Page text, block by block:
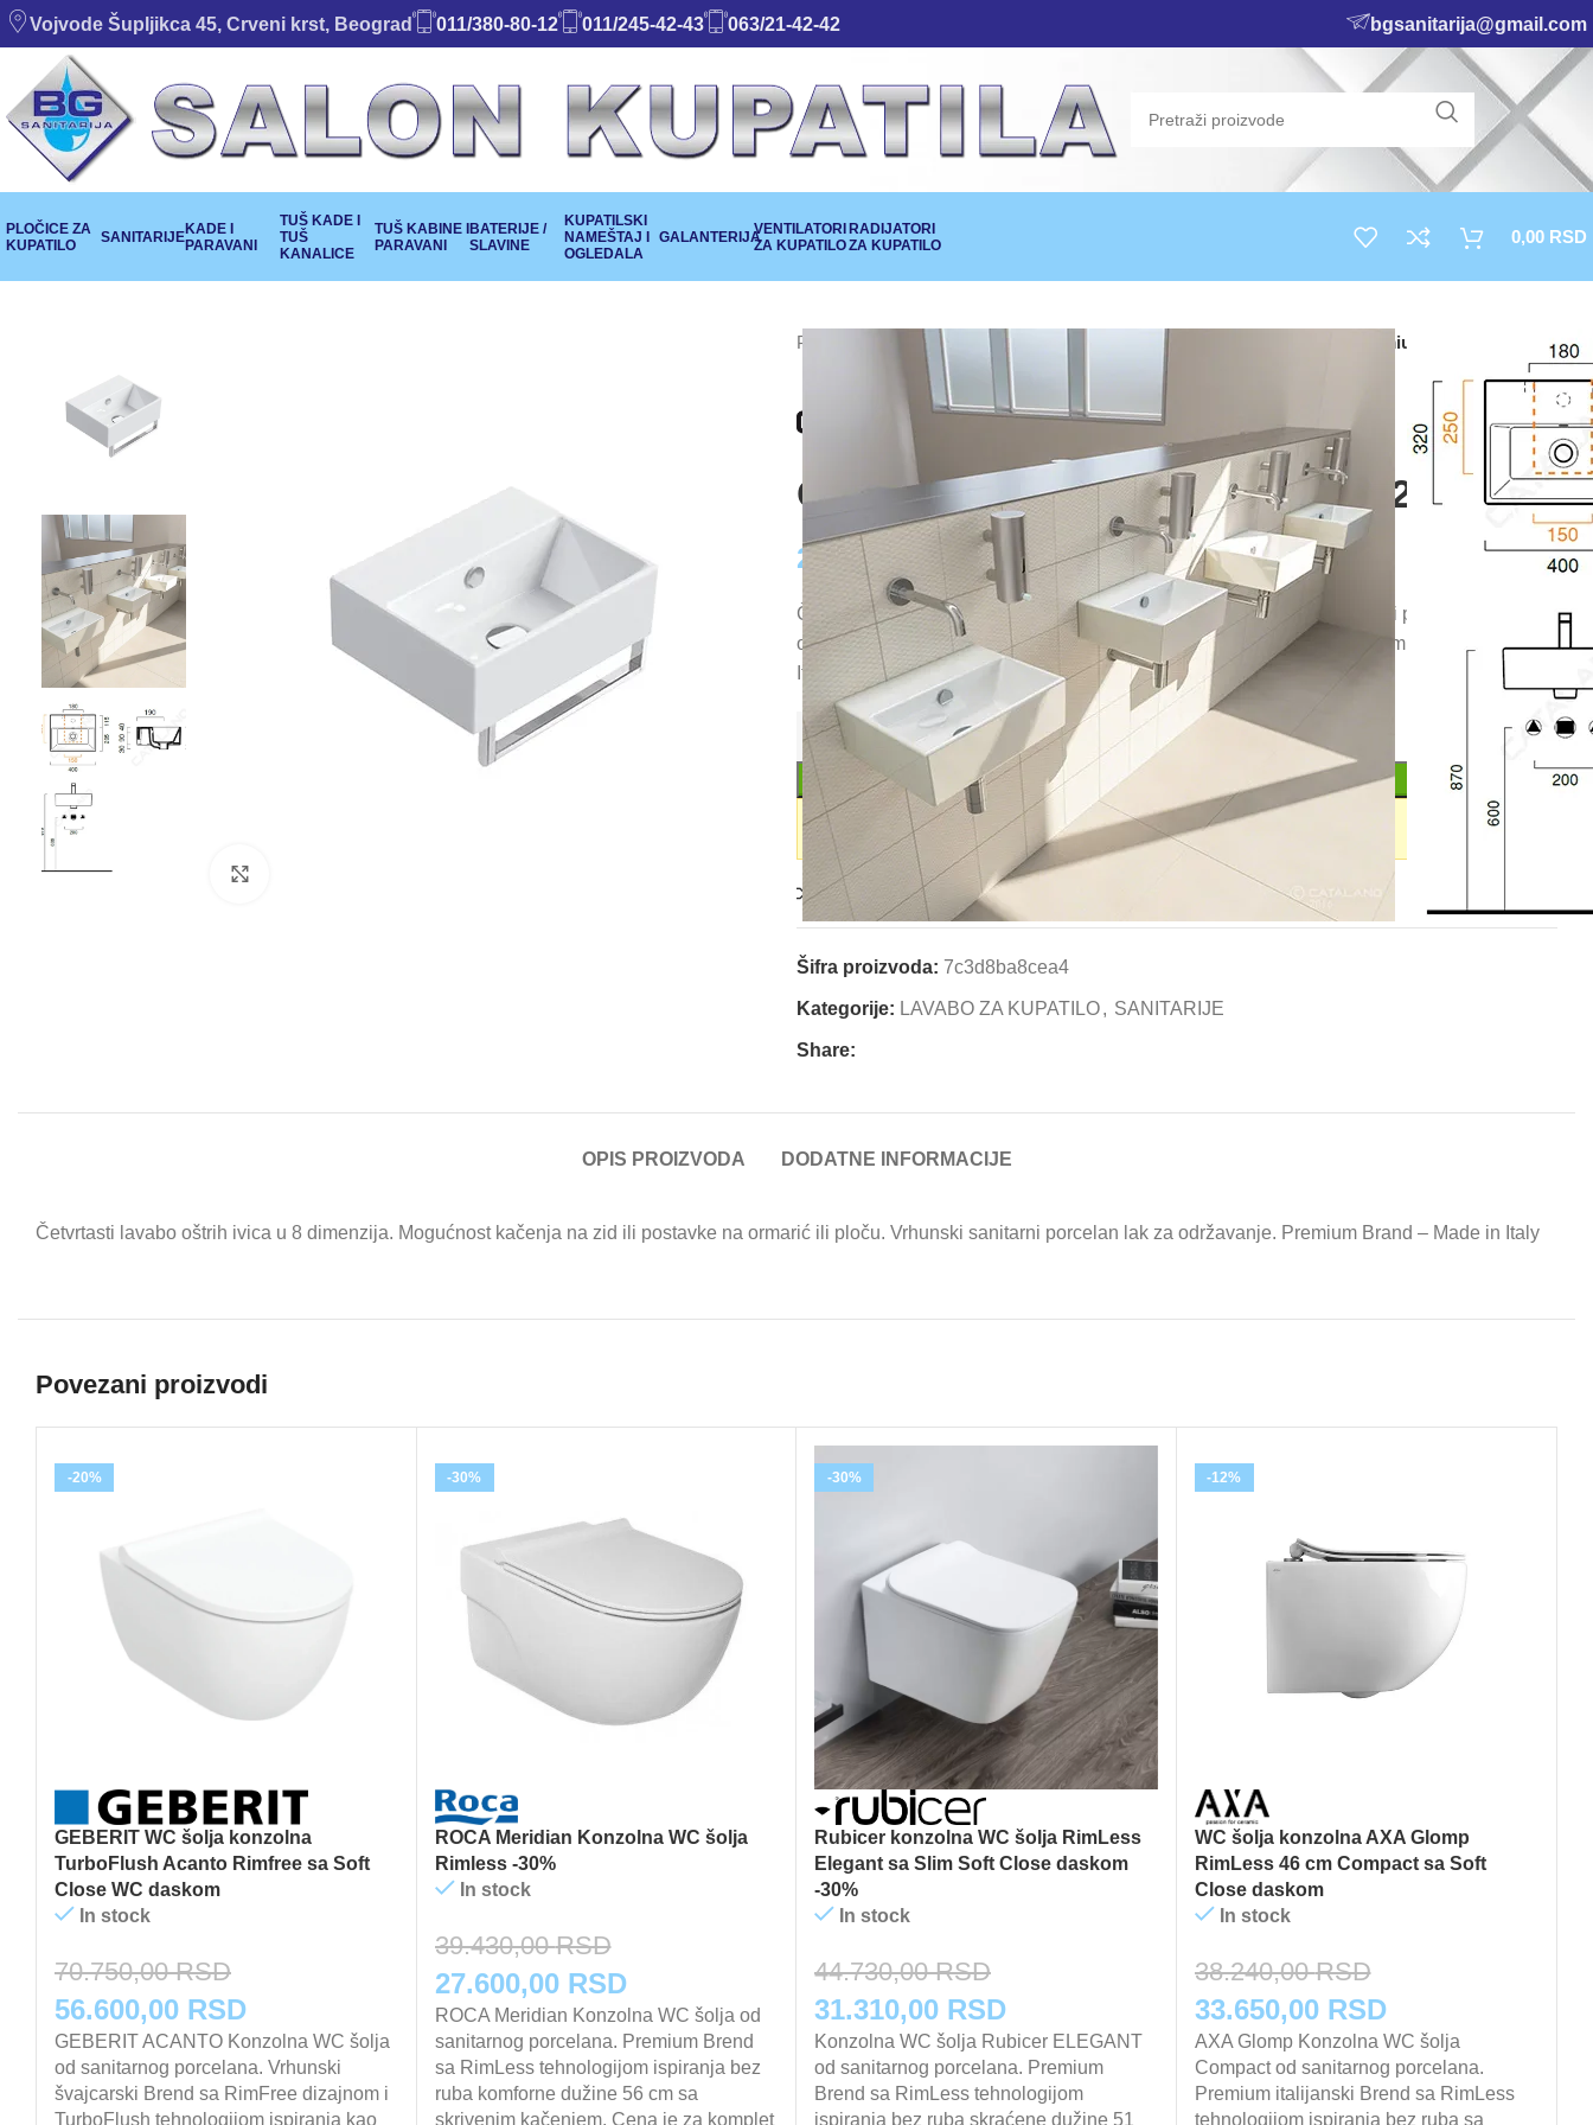
Vojvode Šupljikca 45, Crveni krst, Beograd 011/380-80-12 011/245-42-43 063/21-42-42 bgsanitarija@gmail.com
PLOČICE ZA
KUPATILO
SANITARIJEKADE I
PARAVANI
TUŠ KADE I
TUŠ
KANALICE
TUŠ KABINE I
PARAVANI
BATERIJE /
SLAVINE
KUPATILSKI
NAMEŠTAJ I
OGLEDALA
GALANTERIJAVENTILATORI
ZA KUPATILO
RADIJATORI
ZA KUPATILO
0,00 RSD
Početna SANITARIJE LAVABO ZA KUPATILO Catalano lavabo Premium 40×32
Catalano lavabo Premium 40×32
22.740,00 RSD
Četvrtasti lavabo oštrih ivica u 8 dimenzija. Mogućnost kačenja na zid ili postavke na
ormarić ili ploču. Vrhunski sanitarni porcelan lak za održavanje. Premium Brand – Made in
Italy
DODAJ U KORPU
Proizvod spada u lomljive artikle i NE može se slati kurirskim službama.
Moguća je samo isporuka našim vozilima prema važećim uslovima.
Uporedi Dodaj u omiljene
Šifra proizvoda: 7c3d8ba8cea4
Kategorije: LAVABO ZA KUPATILO, SANITARIJE
Share:
OPIS PROIZVODA DODATNE INFORMACIJE
Četvrtasti lavabo oštrih ivica u 8 dimenzija. Mogućnost kačenja na zid ili postavke na ormarić ili ploču. Vrhunski sanitarni porcelan lak za održavanje. Premium Brand – Made in Italy
Povezani proizvodi
-20%
GEBERIT WC šolja konzolna
TurboFlush Acanto Rimfree sa Soft
Close WC daskom
In stock
70.750,00RSD
Originalna
cena
je
56.600,00 RSDTrenutna
cena
je:
GEBERIT ACANTO Konzolna WC šolja
od sanitarnog porcelana. Vrhunski
švajcarski Brend sa RimFree dizajnom i
TurboFlush tehnologijom ispiranja kao
-30%
ROCA Meridian Konzolna WC šolja
Rimless -30%
In stock
39.430,00RSD
Originalna
cena
je
bila:
27.600,00 RSDTrenutna
cena
je:
27.600,00 RSD.
ROCA Meridian Konzolna WC šolja od
sanitarnog porcelana. Premium Brend
sa RimLess tehnologijom ispiranja bez
ruba komforne dužine 56 cm sa
skrivenim kačenjem. Cena je za komplet
-30%
Rubicer konzolna WC šolja RimLess
Elegant sa Slim Soft Close daskom
-30%
In stock
44.730,00RSD
Originalna
cena
je
31.310,00 RSDTrenutna
cena
je:
Konzolna WC šolja Rubicer ELEGANT
od sanitarnog porcelana. Premium
Brend sa RimLess tehnologijom
ispiranja bez ruba skraćene dužine 51
-12%
WC šolja konzolna AXA Glomp
RimLess 46 cm Compact sa Soft
Close daskom
In stock
38.240,00RSD
Originalna
cena
je
33.650,00 RSDTrenutna
cena
je:
AXA Glomp Konzolna WC šolja
Compact od sanitarnog porcelana.
Premium italijanski Brend sa RimLess
tehnologijom ispiranja bez ruba sa